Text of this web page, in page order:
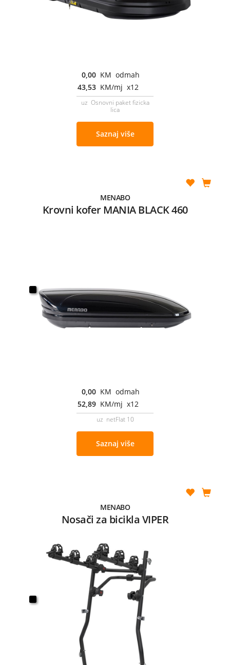
0,00 KM odmah
43,53 KM/mj x12
uz Osnovni paket fizicka
lica
Saznaj više
MENABO
Krovni kofer MANIA BLACK 460
0,00 KM odmah
52,89 KM/mj x12
uz netFlat 10
Saznaj više
MENABO
Nosači za bicikla VIPER